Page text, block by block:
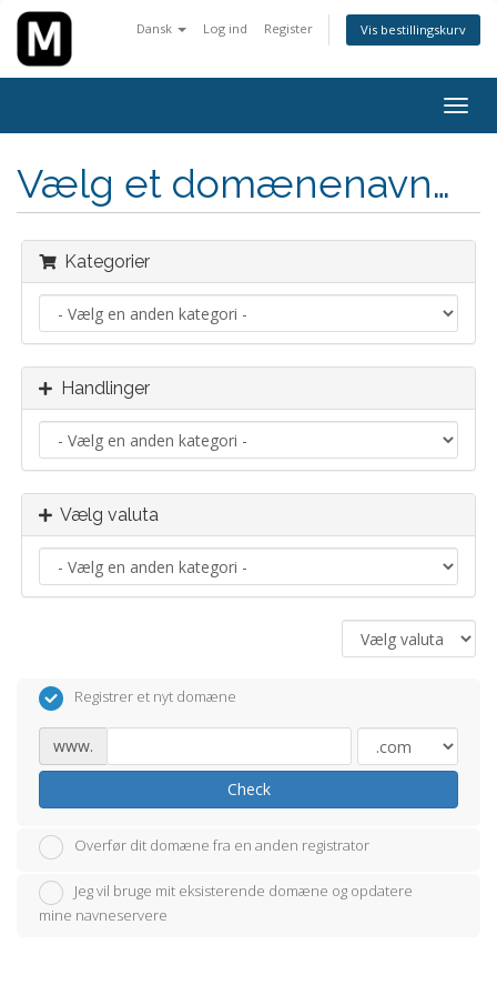
Dansk Log ind Register Vis bestillingskurv
Vælg et domænenavn…
Kategorier
Handlinger
Vælg valuta
Registrer et nyt domæne
www.
Check
Overfør dit domæne fra en anden registrator
Jeg vil bruge mit eksisterende domæne og opdatere
mine navneservere